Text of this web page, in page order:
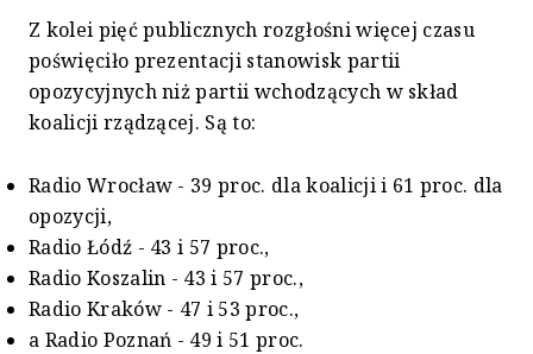
Z kolei pięć publicznych rozgłośni więcej czasu
poświęciło prezentacji stanowisk partii
opozycyjnych niż partii wchodzących w skład
koalicji rządzącej. Są to:
Radio Wrocław - 39 proc. dla koalicji i 61 proc. dla
opozycji,
Radio Łódź - 43 i 57 proc.,
Radio Koszalin - 43 i 57 proc.,
Radio Kraków - 47 i 53 proc.,
a Radio Poznań - 49 i 51 proc.